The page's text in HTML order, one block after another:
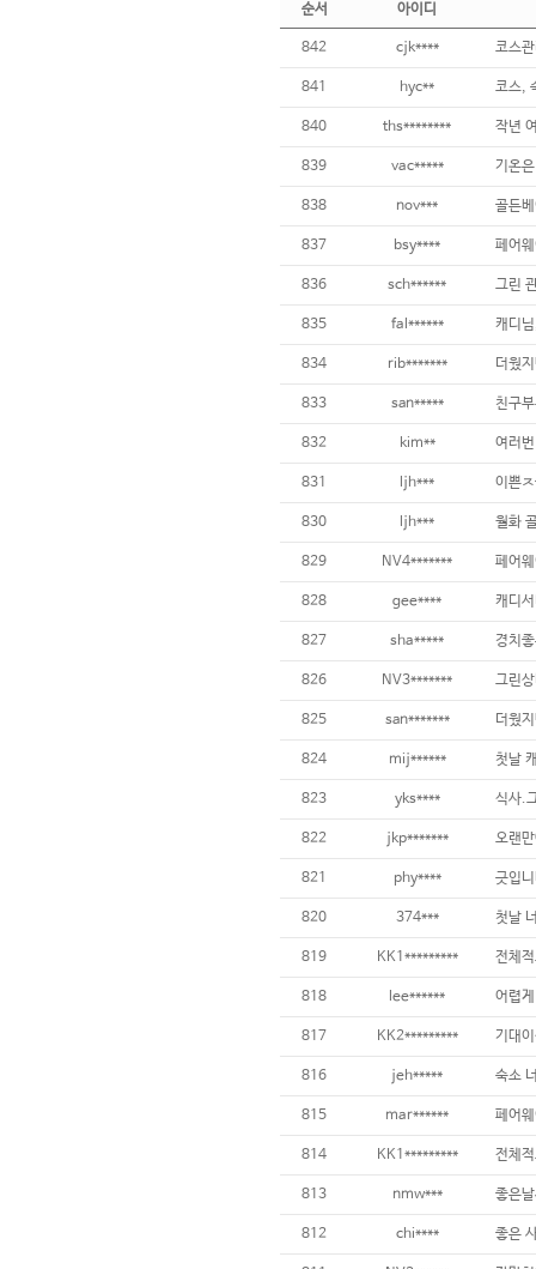
순서 아이디
842 cjk****
841 hyc** 코스,
840 ths********
839 vac*****
838 nov*** 골든
837 bsy****
836 sch******
835 fal******
834 rib*******
833 san*****
832 kim**
831 ljh***
830 ljh***
829 NV4*******
828 gee****
827 sha*****
826 NV3*******
825 san*******
824 mij******
823 yks****
822 jkp*******
821 phy****
820 374***
819 KK1*********
818 lee******
817 KK2*********
816 jeh*****
815 mar******
814 KK1********* 전체
813 nmw***
812 chi****